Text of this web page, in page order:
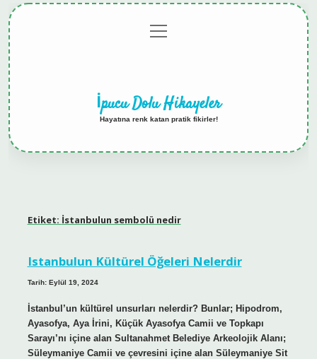
menüyü
aç
İpucu Dolu Hikayeler
Hayatına renk katan pratik fikirler!
Etiket: İstanbulun sembolü nedir
Istanbulun Kültürel Öğeleri Nelerdir
Tarih: Eylül 19, 2024
İstanbul’un kültürel unsurları nelerdir? Bunlar; Hipodrom,
Ayasofya, Aya İrini, Küçük Ayasofya Camii ve Topkapı
Sarayı’nı içine alan Sultanahmet Belediye Arkeolojik Alanı;
Süleymaniye Camii ve çevresini içine alan Süleymaniye Sit